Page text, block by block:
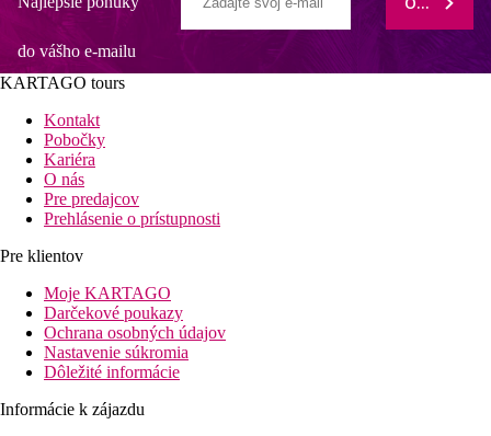
do vášho e-mailu
KARTAGO tours
Kontakt
Pobočky
Kariéra
O nás
Pre predajcov
Prehlásenie o prístupnosti
Pre klientov
Moje KARTAGO
Darčekové poukazy
Ochrana osobných údajov
Nastavenie súkromia
Dôležité informácie
Informácie k zájazdu